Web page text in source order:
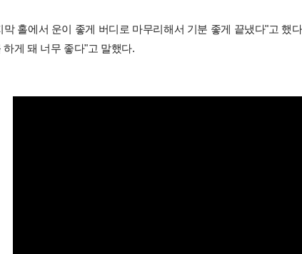
막 홀에서 운이 좋게 버디로 마무리해서 기분 좋게 끝냈다"고 했
하게 돼 너무 좋다"고 말했다.